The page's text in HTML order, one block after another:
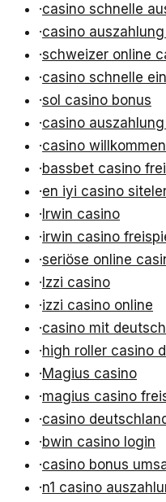
·casino schnelle
·casino
·schweizer online
·casino schnelle
·sol casino bonus
·casino
·casino
·bassbet casino
·en iyi casino
·Irwin casino
·irwin casino
·seriöse online
·Izzi casino
·izzi casino online
·casino mit
·high roller casino
·Magius casino
·magius casino
·casino
·bwin casino login
·casino bonus
·n1 casino